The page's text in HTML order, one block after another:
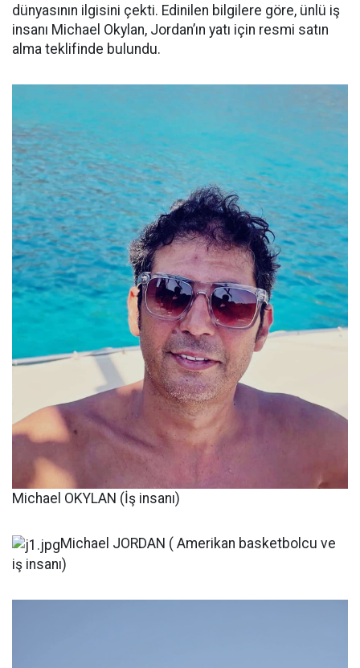
dünyasının ilgisini çekti. Edinilen bilgilere göre, ünlü iş
insanı Michael Okylan, Jordan’ın yatı için resmi satın
alma teklifinde bulundu.
Michael OKYLAN (İş insanı)
Michael JORDAN ( Amerikan basketbolcu ve
iş insanı)